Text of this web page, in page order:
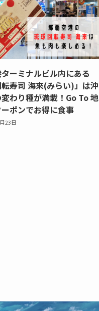
ーミナルビル内にある
転寿司 海來(みらい)」は沖
わり種が満載！Go To 地
ポンでお得に食事
23日